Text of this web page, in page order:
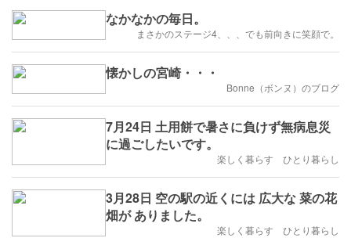
なかなかの毎日。
まさかのステージ4、、、でも前向きに笑顔で。
懐かしの宮崎・・・
Bonne（ボンヌ）のブログ
7月24日 土用餅で暑さに負けず無病息災
に過ごしたいです。
楽しく暮らす ひとり暮らし
3月28日 空の駅の近くには 広大な 菜の花
畑が ありました。
楽しく暮らす ひとり暮らし